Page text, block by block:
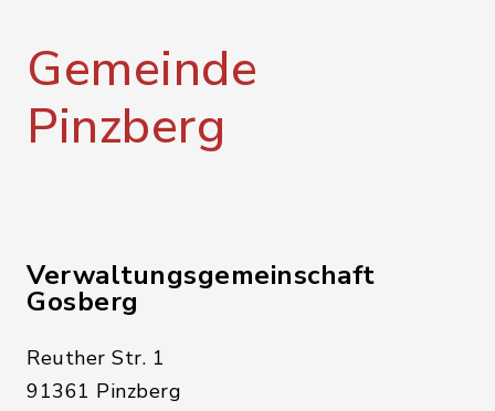
Gemeinde
Pinzberg
Verwaltungsgemeinschaft
Gosberg
Reuther Str. 1
91361 Pinzberg